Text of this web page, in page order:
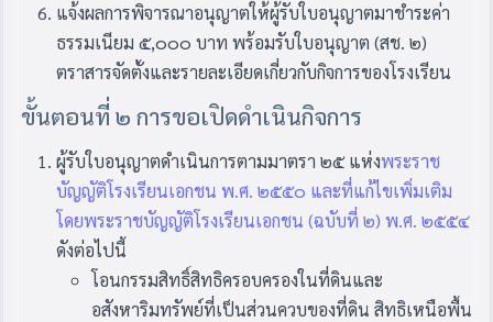
แจ้งผลการพิจารณาอนุญาตให้ผู้รับใบอนุญาตมาชำระค่า
ธรรมเนียม ๕,๐๐๐ บาท พร้อมรับใบอนุญาต (สช. ๒)
ตราสารจัดตั้งและรายละเอียดเกี่ยวกับกิจการของโรงเรียน
ขั้นตอนที่ ๒ การขอเปิดดำเนินกิจการ
ผู้รับใบอนุญาตดำเนินการตามมาตรา ๒๕ แห่งพระราช
บัญญัติโรงเรียนเอกชน พ.ศ. ๒๕๕๐ และที่แก้ไขเพิ่มเติม
โดยพระราชบัญญัติโรงเรียนเอกชน (ฉบับที่ ๒) พ.ศ. ๒๕๕๔
ดังต่อไปนี้
โอนกรรมสิทธิ์สิทธิครอบครองในที่ดินและ
อสังหาริมทรัพย์ที่เป็นส่วนควบของที่ดิน สิทธิเหนือพื้น